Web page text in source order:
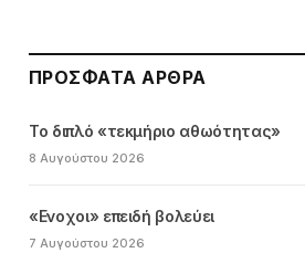
ΠΡΌΣΦΑΤΑ ΆΡΘΡΑ
Το διπλό «τεκμήριο αθωότητας»
8 Αυγούστου 2026
«Ενοχοι» επειδή βολεύει
7 Αυγούστου 2026